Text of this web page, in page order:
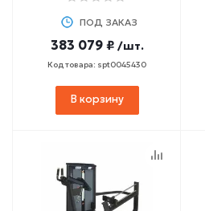
ПОД ЗАКАЗ
383 079 ₽ /шт.
Код товара: spt0045430
В корзину